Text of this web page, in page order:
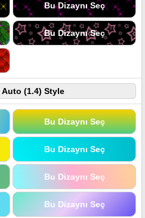
Bu Dizaynı Seç
Bu Dizaynı Seç
(1.4) Style
Bu Dizaynı Seç
Bu Dizaynı Seç
Bu Dizaynı Seç
Bu Dizaynı Seç